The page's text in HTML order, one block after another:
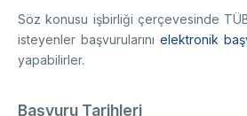
Söz konusu işbirliği çerçevesinde
isteyenler başvurularını elektronik
yapabilirler.
Başvuru Tarihleri